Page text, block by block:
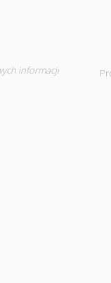
informacji